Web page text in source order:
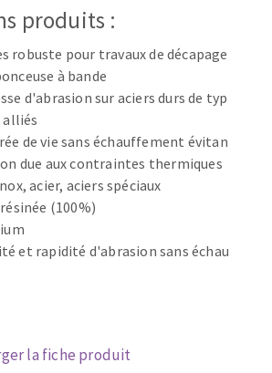
tige
tourets
fin
NETTOYAGE
LE TRAVAIL DU MÉTAL
produits :
robuste pour travaux de décapage
à bande
d'abrasion sur aciers durs de typ
alliés
de vie sans échauffement évitan
due aux contraintes thermiques
acier, aciers spéciaux
(100%)
et rapidité d'abrasion sans échau
la fiche produit